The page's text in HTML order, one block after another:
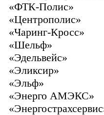
«ФТК-Полис»
«Центрополис»
«Чаринг-Кросс»
«Шельф»
«Эдельвейс»
«Эликсир»
«Эльф»
«Энерго АМЭКС»